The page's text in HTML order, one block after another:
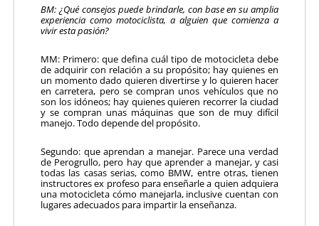
BM: ¿Qué consejos puede brindarle, con base en su amplia
experiencia como motociclista, a alguien que comienza a
vivir esta pasión?
MM: Primero: que defina cuál tipo de motocicleta debe
de adquirir con relación a su propósito; hay quienes en
un momento dado quieren divertirse y lo quieren hacer
en carretera, pero se compran unos vehículos que no
son los idóneos; hay quienes quieren recorrer la ciudad
y se compran unas máquinas que son de muy difícil
manejo. Todo depende del propósito.
Segundo: que aprendan a manejar. Parece una verdad
de Perogrullo, pero hay que aprender a manejar, y casi
todas las casas serias, como BMW, entre otras, tienen
instructores ex profeso para enseñarle a quien adquiera
una motocicleta cómo manejarla, inclusive cuentan con
lugares adecuados para impartir la enseñanza.